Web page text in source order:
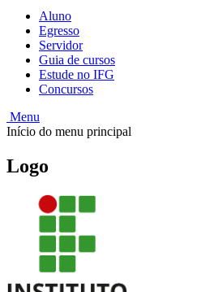
Aluno
Egresso
Servidor
Guia de cursos
Estude no IFG
Concursos
Menu
Início do menu principal
Logo